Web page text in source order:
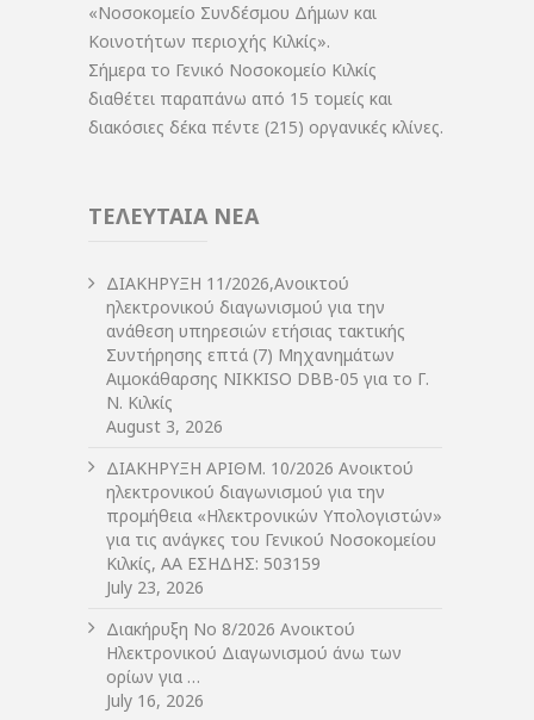
«Νοσοκομείο Συνδέσμου Δήμων και
Κοινοτήτων περιοχής Κιλκίς».
Σήμερα το Γενικό Νοσοκομείο Κιλκίς
διαθέτει παραπάνω από 15 τομείς και
διακόσιες δέκα πέντε (215) οργανικές κλίνες.
ΤΕΛΕΥΤΑΙΑ ΝΕΑ
ΔIΑΚΗΡΥΞΗ 11/2026,Ανοικτού
ηλεκτρονικού διαγωνισμού για την
ανάθεση υπηρεσιών ετήσιας τακτικής
Συντήρησης επτά (7) Μηχανημάτων
Αιμοκάθαρσης NIKKISO DBB-05 για το Γ.
Ν. Κιλκίς
August 3, 2026
ΔIΑΚΗΡΥΞΗ ΑΡIΘΜ. 10/2026 Ανοικτού
ηλεκτρονικού διαγωνισμού για την
προμήθεια «Ηλεκτρονικών Υπολογιστών»
για τις ανάγκες του Γενικού Νοσοκομείου
Κιλκίς, ΑΑ ΕΣΗΔΗΣ: 503159
July 23, 2026
Διακήρυξη Νο 8/2026 Ανοικτού
Ηλεκτρονικού Διαγωνισμού άνω των
ορίων για …
July 16, 2026